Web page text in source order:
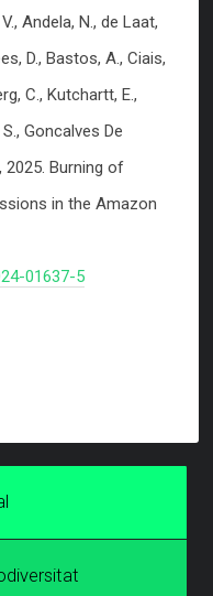
Andela, N., de Laat,
D., Bastos, A., Ciais,
C., Kutchartt, E.,
S., Goncalves De
2025. Burning of
in the Amazon
01637-5